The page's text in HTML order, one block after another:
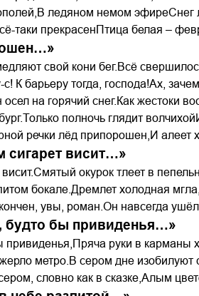
ледяном немом эфиреСнег
таки прекрасенПтица белая –
свой кони бег.Всё
К барьеру тогда, господа!Ах,
на горячий снег.Как жестоки
полночь глядит
речки лёд припорошен,И алеет
сигарет висит…»
окурок тлеет в
бокале.Дремлет холодная
увы, роман.Он навсегда
будто бы привиденья…»
руки в карманы
метро.В сером дне
словно как в сказке,Алым